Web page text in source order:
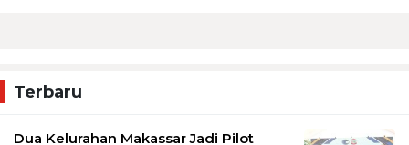
Terbaru
Dua Kelurahan Makassar Jadi Pilot